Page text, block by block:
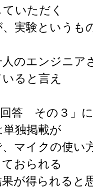
いただく
実験というも
のエンジニア
ると言え
答 その３」
独掲載が
マイクの使い
おられる
が得られると